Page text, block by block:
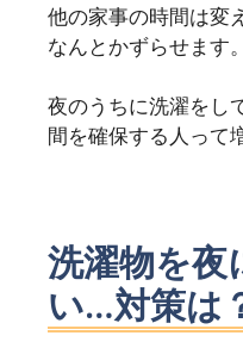
他の家事の時間は変
なんとかずらせます。
夜のうちに洗濯をし
間を確保する人って
洗濯物を夜
い…対策は